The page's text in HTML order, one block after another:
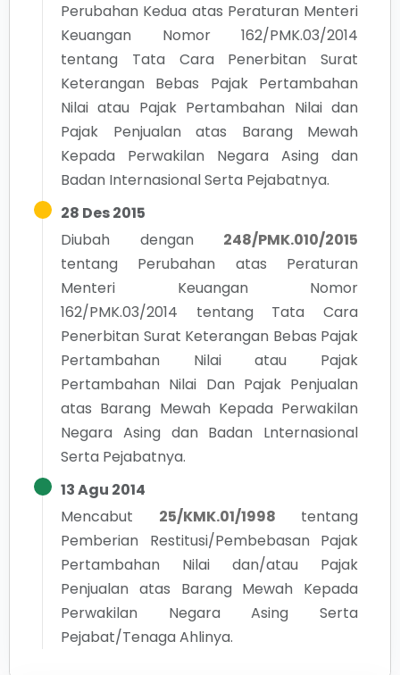
Perubahan Kedua atas Peraturan Menteri
Keuangan Nomor 162/PMK.03/2014
tentang Tata Cara Penerbitan Surat
Keterangan Bebas Pajak Pertambahan
Nilai atau Pajak Pertambahan Nilai dan
Pajak Penjualan atas Barang Mewah
Kepada Perwakilan Negara Asing dan
Badan Internasional Serta Pejabatnya.
28 Des 2015
Diubah dengan
248/PMK.010/2015
tentang Perubahan atas Peraturan
Menteri Keuangan Nomor
162/PMK.03/2014 tentang Tata Cara
Penerbitan Surat Keterangan Bebas Pajak
Pertambahan Nilai atau Pajak
Pertambahan Nilai Dan Pajak Penjualan
atas Barang Mewah Kepada Perwakilan
Negara Asing dan Badan Lnternasional
Serta Pejabatnya.
13 Agu 2014
Mencabut
25/KMK.01/1998
tentang
Pemberian Restitusi/Pembebasan Pajak
Pertambahan Nilai dan/atau Pajak
Penjualan atas Barang Mewah Kepada
Perwakilan Negara Asing Serta
Pejabat/Tenaga Ahlinya.